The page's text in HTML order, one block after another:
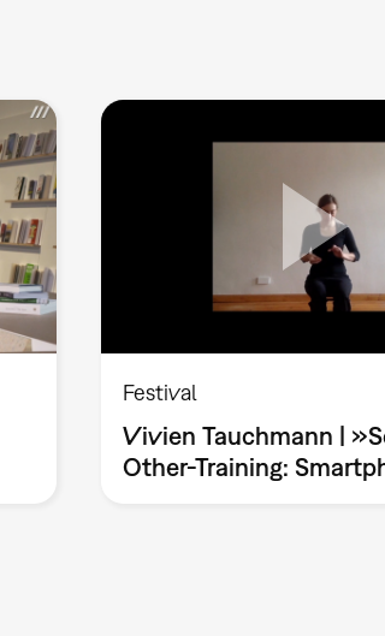
Festival
Vivien Tauchmann |
Other-Training: